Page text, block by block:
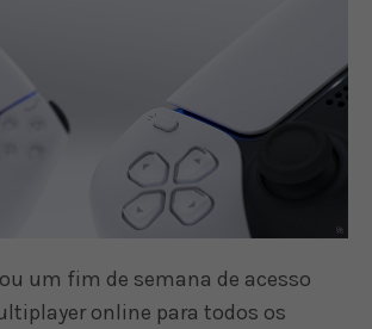
um fim de semana de acesso
online para todos os